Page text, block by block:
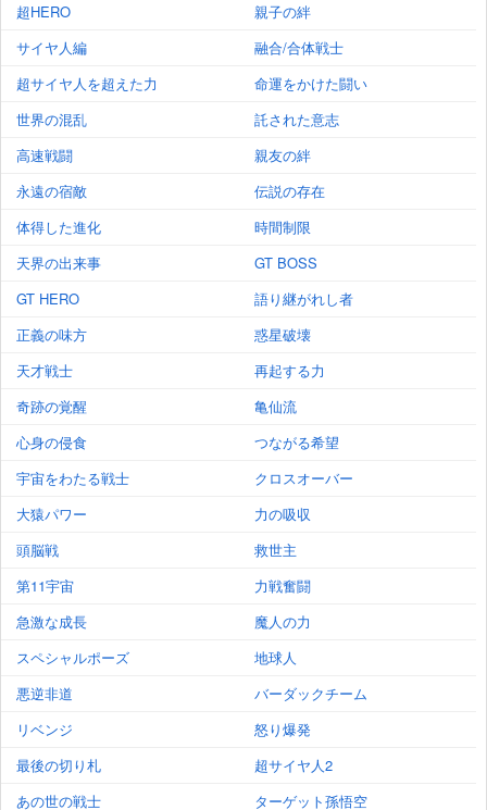
超HERO
親子の絆
サイヤ人編
融合/合体戦士
超サイヤ人を超えた力
命運をかけた闘い
世界の混乱
託された意志
高速戦闘
親友の絆
永遠の宿敵
伝説の存在
体得した進化
時間制限
天界の出来事
GT BOSS
GT HERO
語り継がれし者
正義の味方
惑星破壊
天才戦士
再起する力
奇跡の覚醒
亀仙流
心身の侵食
つながる希望
宇宙をわたる戦士
クロスオーバー
大猿パワー
力の吸収
頭脳戦
救世主
第11宇宙
力戦奮闘
急激な成長
魔人の力
スペシャルポーズ
地球人
悪逆非道
バーダックチーム
リベンジ
怒り爆発
最後の切り札
超サイヤ人2
あの世の戦士
ターゲット孫悟空